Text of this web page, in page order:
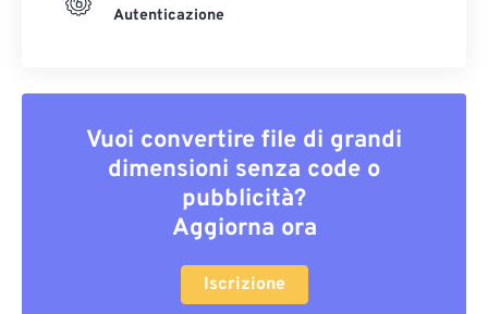
Autenticazione
Vuoi convertire file di grandi
dimensioni senza code o
pubblicità?
Aggiorna ora
Iscrizione